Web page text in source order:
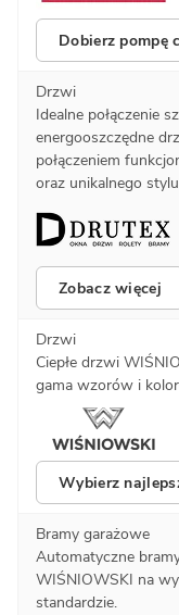
Dobierz pompę
Drzwi
Idealne połączenie
energooszczędne
połączeniem
oraz unikalnego
Zobacz więcej
Drzwi
Ciepłe drzwi
gama wzorów i
Wybierz
Bramy garażowe
Automatyczne
WIŚNIOWSKI na
standardzie.